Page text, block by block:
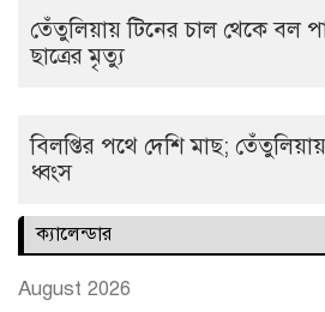
তেঁতুলিয়ায় টিনের চাল থেকে বল
ছাত্রের মৃত্যু
বিলপ্তির পথে দেশি মাছ;
ধ্বংস
ক্যালেন্ডার
August 2026